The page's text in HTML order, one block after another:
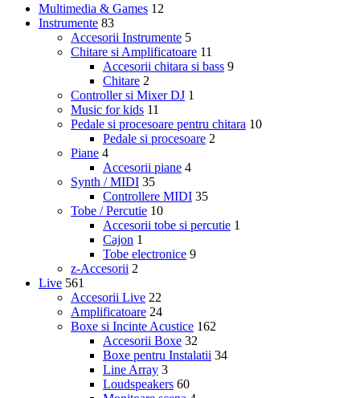
Multimedia & Games 12
Instrumente 83
Accesorii Instrumente 5
Chitare si Amplificatoare 11
Accesorii chitara si bass 9
Chitare 2
Controller si Mixer DJ 1
Music for kids 11
Pedale si procesoare pentru chitara 10
Pedale si procesoare 2
Piane 4
Accesorii piane 4
Synth / MIDI 35
Controllere MIDI 35
Tobe / Percutie 10
Accesorii tobe si percutie 1
Cajon 1
Tobe electronice 9
z-Accesorii 2
Live 561
Accesorii Live 22
Amplificatoare 24
Boxe si Incinte Acustice 162
Accesorii Boxe 32
Boxe pentru Instalatii 34
Line Array 3
Loudspeakers 60